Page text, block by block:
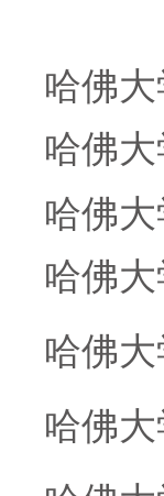
哈佛
哈佛大
哈佛大
哈佛
哈佛
哈佛